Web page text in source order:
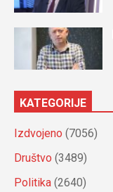
KATEGORIJE
Izdvojeno (7056)
Društvo (3489)
Politika (2640)